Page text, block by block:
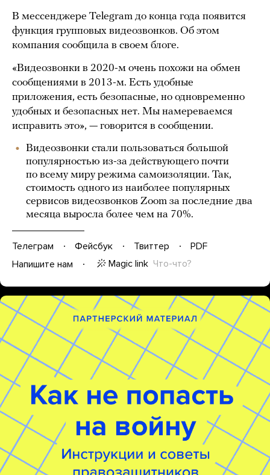
В мессенджере Telegram до конца года появится
функция групповых видеозвонков. Об этом
компания сообщила в своем блоге.
«Видеозвонки в 2020-м очень похожи на обмен
сообщениями в 2013-м. Есть удобные
приложения, есть безопасные, но одновременно
удобных и безопасных нет. Мы намереваемся
исправить это», — говорится в сообщении.
Видеозвонки стали пользоваться большой
популярностью из-за действующего почти
по всему миру режима самоизоляции. Так,
стоимость одного из наиболее популярных
сервисов видеозвонков Zoom за последние два
месяца выросла более чем на 70%.
Телеграм Фейсбук Твиттер
PDF
Напишите нам
Magic link Что-что?